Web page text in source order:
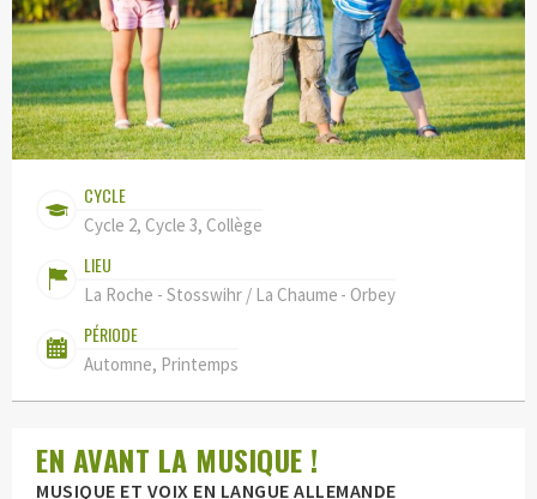
CYCLE
Cycle 2, Cycle 3, Collège
LIEU
La Roche - Stosswihr / La Chaume - Orbey
PÉRIODE
Automne, Printemps
EN AVANT LA MUSIQUE !
MUSIQUE ET VOIX EN LANGUE ALLEMANDE